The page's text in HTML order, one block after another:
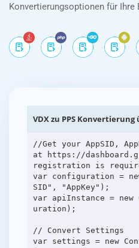
Konvertierungsoptionen für
VDX zu PPS Konvertierung
//Get your AppSID,
at https://
registration is
var configuration =
SID", "AppKey");
var apiInstance = new
uration);
// Convert Settings
var settings = new